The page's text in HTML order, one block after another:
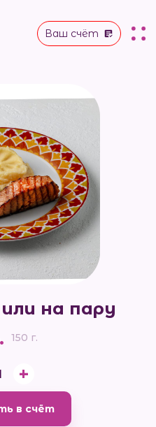
Ваш счёт
на пару
150 г.
+
в счёт